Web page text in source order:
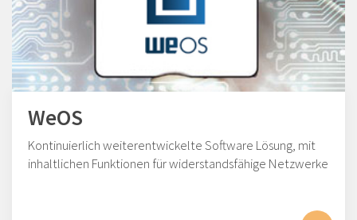
WeOS
Kontinuierlich weiterentwickelte Software Lösung, mit
inhaltlichen Funktionen für widerstandsfähige Netzwerke